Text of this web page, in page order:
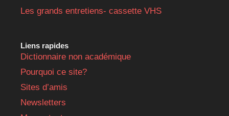
Les grands entretiens- cassette VHS
Liens rapides
Dictionnaire non académique
Pourquoi ce site?
Sites d’amis
Newsletters